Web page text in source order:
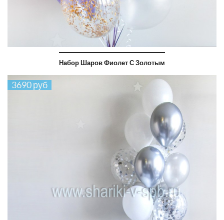
Набор Шаров Фиолет С Золотым
3690 руб